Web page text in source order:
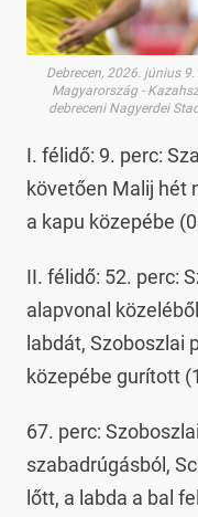
Debrecen, 2026. június
Magyarország -
debreceni Nagyerdei
I. félidő: 9. perc:
követően Malij hét
a kapu közepébe
II. félidő: 52. perc:
alapvonal
labdát, Szoboszlai
közepébe gurított
67. perc:
szabadrúgásból,
lőtt, a labda a bal